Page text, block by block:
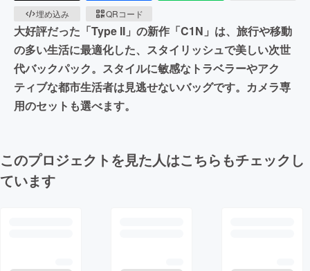
埋め込み
QRコード
大好評だった「Type II」の新作「C1N」は、旅行や移動
の多い生活に最適化した、スタイリッシュで美しい次世
代バックパック。スタイルに敏感なトラベラーやアク
ティブな都市生活者は見逃せないバッグです。カメラ専
用のセットも選べます。
このプロジェクトを見た人はこちらもチェックし
ています